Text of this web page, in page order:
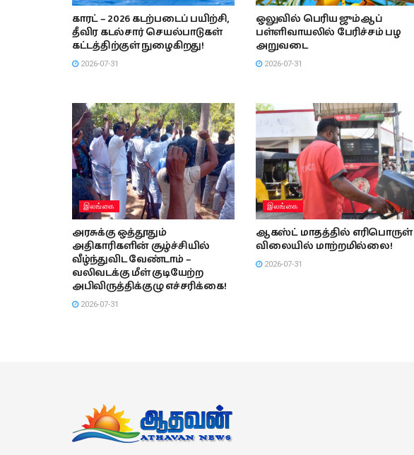
காரட் – 2026 கடற்படைப் பயிற்சி,
தீவிர கடல்சார் செயல்பாடுகள்
கட்டத்திற்குள் நுழைகிறது!
2026-07-31
ஒலுவில் பெரிய ஜும்ஆப்
பள்ளிவாயலில் பேரிச்சம் பழ
அறுவடை
2026-07-31
இலங்கை
அரசுக்கு ஒத்தூதும்
அதிகாரிகளின் சூழ்ச்சியில்
வீழ்ந்துவிட வேண்டாம் –
வலிவடக்கு மீள் குடியேற்ற
அபிவிருத்திக்குழு எச்சரிக்கை!
2026-07-31
இலங்கை
ஆகஸ்ட் மாதத்தில் எரிபொருள்
விலையில் மாற்றமில்லை!
2026-07-31